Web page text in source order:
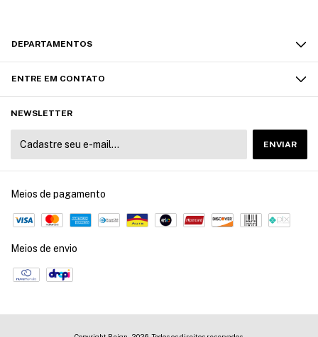
DEPARTAMENTOS
ENTRE EM CONTATO
NEWSLETTER
Meios de pagamento
Meios de envio